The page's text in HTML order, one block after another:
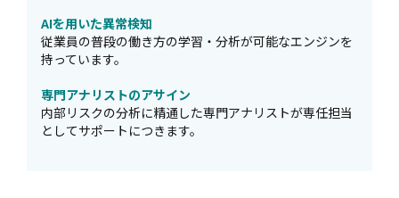
AIを用いた異常検知
従業員の普段の働き方の学習・分析が可能なエンジンを
持っています。
専門アナリストのアサイン
内部リスクの分析に精通した専門アナリストが専任担当
としてサポートにつきます。